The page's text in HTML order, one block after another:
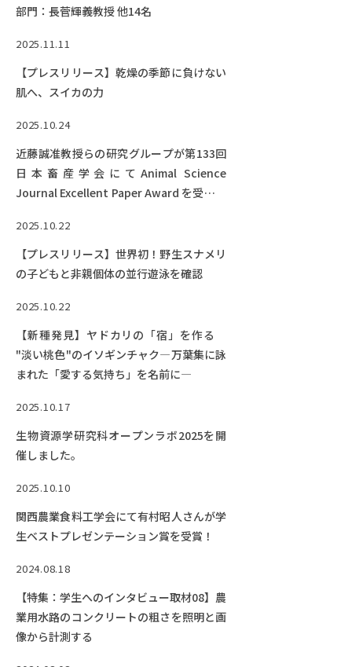
部門：長菅輝義教授 他14名
2025.11.11
【プレスリリース】乾燥の季節に負けない
肌へ、スイカの力
2025.10.24
近藤誠准教授らの研究グループが第133回
日本畜産学会にてAnimal Science
Journal Excellent Paper Award を受賞し
2025.10.22
【プレスリリース】世界初！野生スナメリ
の子どもと非親個体の並行遊泳を確認
2025.10.22
【新種発見】ヤドカリの「宿」を作る
"淡い桃色"のイソギンチャク―万葉集に詠
まれた「愛する気持ち」を名前に―
2025.10.17
生物資源学研究科オープンラボ2025を開
催しました。
2025.10.10
関西農業食料工学会にて有村昭人さんが学
生ベストプレゼンテーション賞を受賞！
2024.08.18
【特集：学生へのインタビュー取材08】農
業用水路のコンクリートの粗さを照明と画
像から計測する